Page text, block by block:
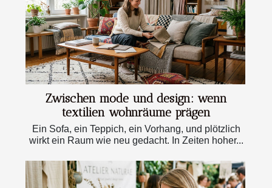
Zwischen mode und design: wenn
textilien wohnräume prägen
Ein Sofa, ein Teppich, ein Vorhang, und plötzlich
wirkt ein Raum wie neu gedacht. In Zeiten hoher...